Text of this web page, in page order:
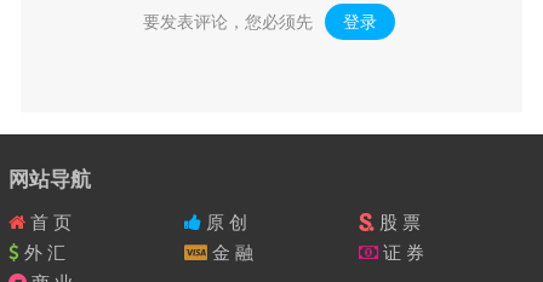
要发表评论，您必须先 登录 。
网站导航
首 页 原 创
股 票
外 汇
金 融
证 券